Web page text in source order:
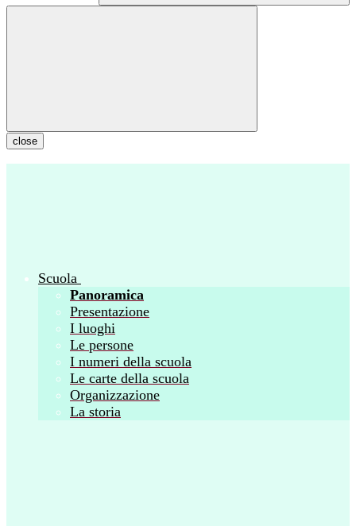
close
Scuola
Panoramica
Presentazione
I luoghi
Le persone
I numeri della scuola
Le carte della scuola
Organizzazione
La storia